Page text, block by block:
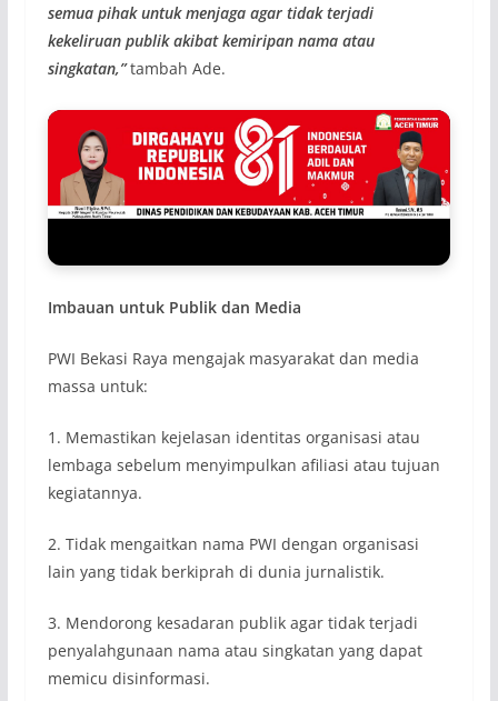
semua pihak untuk menjaga agar tidak terjadi
kekeliruan publik akibat kemiripan nama atau
singkatan,”tambah Ade.
Imbauan untuk Publik dan Media
PWI Bekasi Raya mengajak masyarakat dan media
massa untuk:
1. Memastikan kejelasan identitas organisasi atau
lembaga sebelum menyimpulkan afiliasi atau tujuan
kegiatannya.
2. Tidak mengaitkan nama PWI dengan organisasi
lain yang tidak berkiprah di dunia jurnalistik.
3. Mendorong kesadaran publik agar tidak terjadi
penyalahgunaan nama atau singkatan yang dapat
memicu disinformasi.